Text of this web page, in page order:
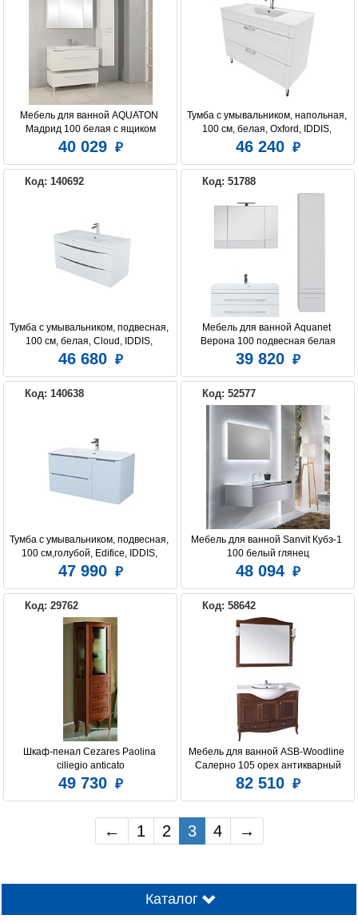
Мебель для ванной AQUATON
Мадрид 100 белая с ящиком
40 029
Тумба с умывальником, напольная,
100 см, белая, Oxford, IDDIS,
OXF10W1i95K
46 240
Код: 140692
Тумба с умывальником, подвесная,
100 см, белая, Cloud, IDDIS,
CLO10W1i95K
46 680
Код: 51788
Мебель для ванной Aquanet
Верона 100 подвесная белая
39 820
Код: 140638
Тумба с умывальником, подвесная,
100 см,голубой, Edifice, IDDIS,
EDI10B0i95K подходит умыв.
47 990
Код: 52577
Мебель для ванной Sanvit Кубэ-1
100 белый глянец
48 094
Код: 29762
Шкаф-пенал Cezares Paolina
ciliegio anticato
49 730
Код: 58642
Мебель для ванной ASB-Woodline
Салерно 105 орех антикварный
82 510
← 1 2 3 4 →
Каталог